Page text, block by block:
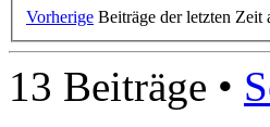
Vorherige Beiträge der letzten Zeit
13 Beiträge •